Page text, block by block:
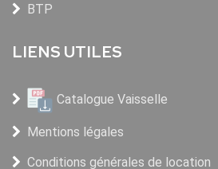
BTP
LIENS UTILES
Catalogue Vaisselle
Mentions légales
Conditions générales de location